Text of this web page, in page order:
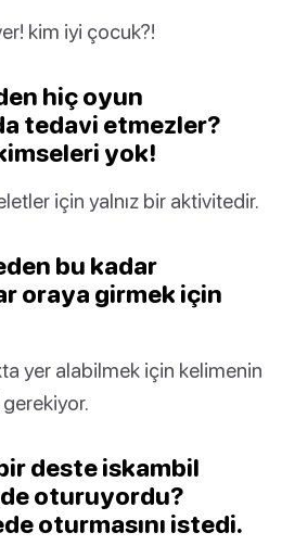
kim iyi çocuk?!
hiç oyun
tedavi etmezler?
yok!
için yalnız bir aktivitedir.
bu kadar
oraya girmek için
yer alabilmek için kelimenin
deste iskambil
oturuyordu?
oturmasını istedi.